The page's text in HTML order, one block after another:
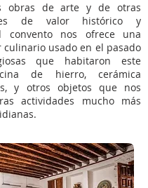
obras de arte y de otras
de valor histórico y
convento nos ofrece una
usado en el pasado
que habitaron este
de hierro, cerámica
y otros objetos que nos
actividades mucho más